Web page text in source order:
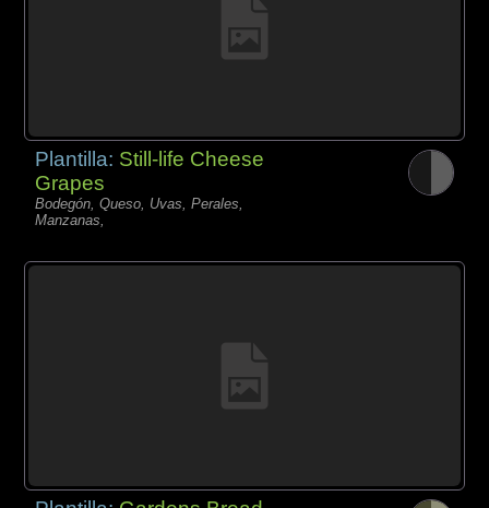
Plantilla: Still-life Cheese
Grapes
Bodegón, Queso, Uvas, Perales,
Manzanas,